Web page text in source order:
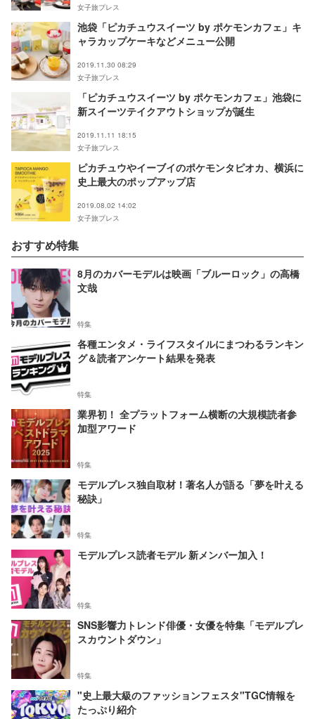
女子旅プレス
池袋「ピカチュウスイーツ by ポケモンカフェ」キ
ャラカップケーキなどメニュー公開
2019.11.30 08:29
女子旅プレス
「ピカチュウスイーツ by ポケモンカフェ」池袋に
新スイーツテイクアウトショップが誕生
2019.11.11 18:15
女子旅プレス
ピカチュウやイーブイのポケモンタピオカ、横浜に
史上最大のポップアップ店
2019.08.02 14:02
女子旅プレス
おすすめ特集
8月のカバーモデルは映画「ブルーロック」の高橋
文哉
特集
各種エンタメ・ライフスタイルにまつわるランキン
グ＆読者アンケート結果を発表
特集
業界初！ 全プラットフォーム横断の大規模読者参
加型アワード
特集
モデルプレス独自取材！著名人が語る「夢を叶える
秘訣」
特集
モデルプレス読者モデル 新メンバー加入！
特集
SNS影響力トレンド俳優・女優を特集「モデルプレ
スカウントダウン」
特集
"史上最大級のファッションフェスタ"TGC情報を
たっぷり紹介